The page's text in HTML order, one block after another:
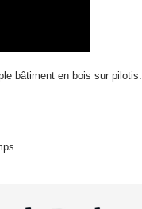
bâtiment en bois sur pilotis.